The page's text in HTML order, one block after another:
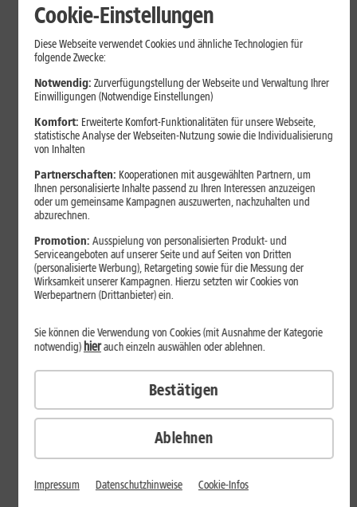
Tests & Vergleiche
Galaxy Z Fold7 oder Fold8: Was
sich beim neuen Foldable geändert
Kompakteres Format, neuer Chip, größerer Akku: Das Galaxy Z
Fold8 setzt andere Schwerpunkte als sein Vorgänger. Wir
zeigen, was Samsung verändert hat, welche Neuerungen im
Alltag zählen und wo das Fold7 Vorteile behält.
Mehr erfahren
Tests & Vergleiche
Xiaomi 17 vs. Xiaomi 17 Ultra: Für
Cookie-Einstellungen
Diese Webseite verwendet Cookies und ähnliche Technologien für
folgende Zwecke:
Notwendig: Zurverfügungstellung der Webseite und Verwaltung Ihrer
Einwilligungen (Notwendige Einstellungen)
Komfort: Erweiterte Komfort-Funktionalitäten für unsere Webseite,
statistische Analyse der Webseiten-Nutzung sowie die Individualisierung
von Inhalten
Partnerschaften: Kooperationen mit ausgewählten Partnern, um
Ihnen personalisierte Inhalte passend zu Ihren Interessen anzuzeigen
oder um gemeinsame Kampagnen auszuwerten, nachzuhalten und
abzurechnen.
Promotion: Ausspielung von personalisierten Produkt- und
Serviceangeboten auf unserer Seite und auf Seiten von Dritten
(personalisierte Werbung), Retargeting sowie für die Messung der
Wirksamkeit unserer Kampagnen. Hierzu setzten wir Cookies von
Werbepartnern (Drittanbieter) ein.
Ablehnen
Sie können die Verwendung von Cookies (mit Ausnahme der Kategorie
notwendig) hierauch einzeln auswählen oder ablehnen.
Bestätigen
Impressum Datenschutzhinweise Cookie-Infos